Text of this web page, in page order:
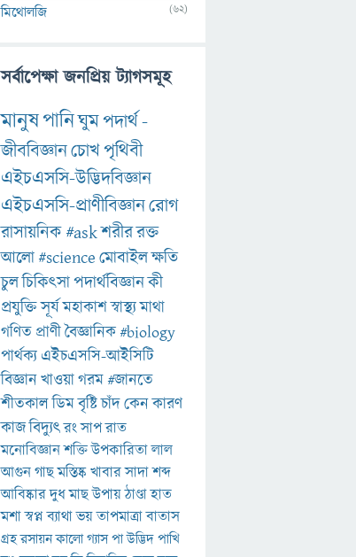
মিথোলজি (62)
সর্বাপেক্ষা জনপ্রিয় ট্যাগসমূহ
মানুষপানিঘুমপদার্থ-
জীববিজ্ঞানচোখপৃথিবী
এইচএসসি-উদ্ভিদবিজ্ঞান
এইচএসসি-প্রাণীবিজ্ঞানরোগ
রাসায়নিক#askশরীররক্ত
আলো#scienceমোবাইলক্ষতি
চুলচিকিৎসাপদার্থবিজ্ঞানকী
প্রযুক্তিসূর্যমহাকাশস্বাস্থ্যমাথা
গণিত প্রাণীবৈজ্ঞানিক#biology
পার্থক্য এইচএসসি-আইসিটি
বিজ্ঞানখাওয়াগরম#জানতে
শীতকালডিমবৃষ্টিচাঁদকেনকারণ
কাজবিদ্যুৎরংসাপরাত
মনোবিজ্ঞানশক্তিউপকারিতালাল
আগুনগাছমস্তিষ্কখাবারসাদাশব্দ
আবিষ্কারদুধমাছউপায়ঠাণ্ডাহাত
মশাস্বপ্নব্যাথাভয়তাপমাত্রাবাতাস
গ্রহরসায়নকালোগ্যাসপাউদ্ভিদপাখি